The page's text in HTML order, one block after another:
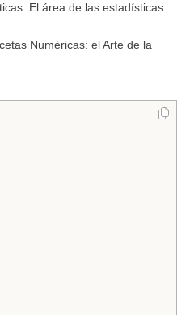
El área de las estadísticas
Numéricas: el Arte de la